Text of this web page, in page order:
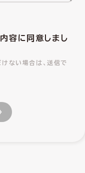
容に同意しまし
ない場合は、送信で